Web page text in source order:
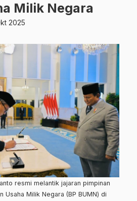
Milik Negara
2025
resmi melantik jajaran pimpinan
Usaha Milik Negara (BP BUMN) di